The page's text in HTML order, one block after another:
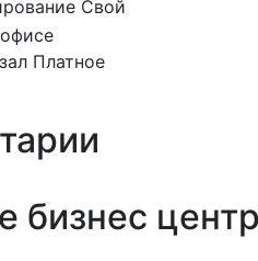
Свой
Платное
бизнес